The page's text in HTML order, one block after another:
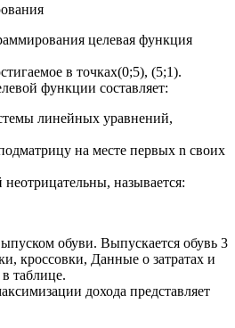
целевая функция
в точках(0;5), (5;1).
функции составляет:
линейных уравнений,
на месте первых n своих
называется:
обуви. Выпускается обувь 3
кроссовки, Данные о затратах и
таблице.
дохода представляет